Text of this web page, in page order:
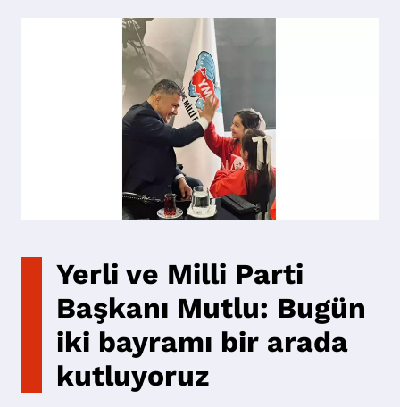
Yerli ve Milli Parti
Başkanı Mutlu: Bugün
iki bayramı bir arada
kutluyoruz